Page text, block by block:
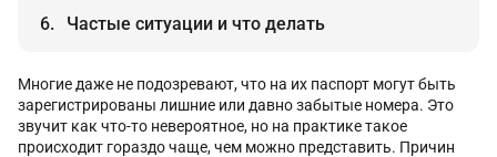
Частые ситуации и что делать
Многие даже не подозревают, что на их паспорт могут быть
зарегистрированы лишние или давно забытые номера. Это
звучит как что-то невероятное, но на практике такое
происходит гораздо чаще, чем можно представить. Причин